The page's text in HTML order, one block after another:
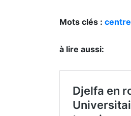
Mots clés : centre
à lire aussi: